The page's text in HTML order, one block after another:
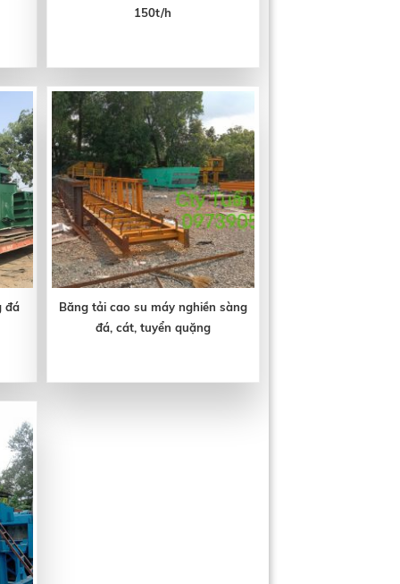
150t/h
đá
Băng tải cao su máy nghiền sàng
đá, cát, tuyển quặng